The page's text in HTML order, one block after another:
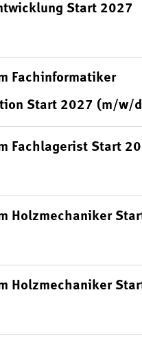
Start 2027
Fachinformatiker
Start 2027 (m/w/
Fachlagerist Start
Holzmechaniker
Holzmechaniker